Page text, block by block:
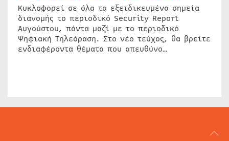
Κυκλοφορεί σε όλα τα εξειδικευμένα σημεία
διανομής το περιοδικό Security Report
Αυγούστου, πάντα μαζί με το περιοδικό
Ψηφιακή Τηλεόραση. Στο νέο τεύχος, θα βρείτε
ενδιαφέροντα θέματα που απευθύνο…